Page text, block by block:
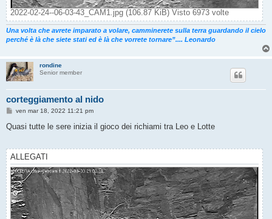
2022-02-24--06-03-43_CAM1.jpg (106.87 KiB) Visto 6973 volte
Una volta che avrete imparato a volare, camminerete sulla terra guardando il cielo
perché è là che siete stati ed è là che vorrete tornare”.... Leonardo
rondine
Senior member
corteggiamento al nido
M
s
g
o
ven mar 18, 2022 11:21 pm
Quasi tutte le sere inizia il gioco dei richiami tra Leo e Lotte
ALLEGATI